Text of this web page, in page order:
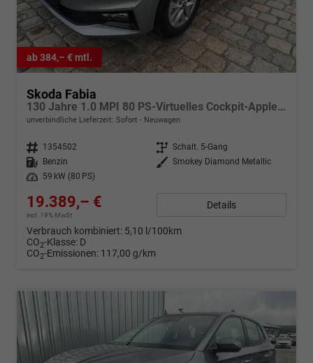
ab 384,– € mtl.
Skoda Fabia
130 Jahre 1.0 MPI 80 PS-Virtuelles Cockpit-AppleCarplay-Android-Auto-LED-Klima-Tempomat-Rückfahrkamera-DAB-SHZ-15" Alu-sofort
unverbindliche Lieferzeit: Sofort Neuwagen
Fahrzeugnr. 1354502 Getriebe Schalt. 5-Gang
Kraftstoff
Benzin Außenfarbe Smokey Diamond Metallic
Leistung
59 kW (80 PS)
19.389,– €
incl. 19% MwSt.
Details
Verbrauch kombiniert: 5,10 l/100km
CO2-Klasse: D
CO2-Emissionen: 117,00 g/km